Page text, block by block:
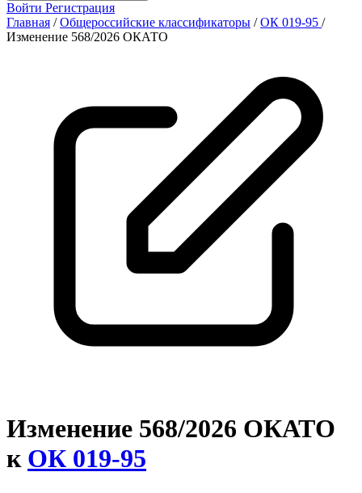
Войти Регистрация
Главная / Общероссийские классификаторы / ОК 019-95 /
Изменение 568/2026 ОКАТО
Изменение 568/2026 ОКАТО
к ОК 019-95